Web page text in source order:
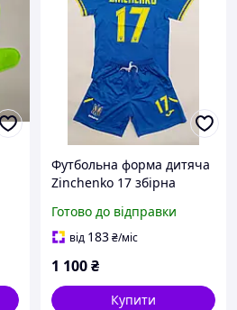
Футбольна форма дитяча
Zinchenko 17 збірна
Слава Україні Героям
Слава
Готово до відправки
від 183₴/міс
1 100₴
Купити